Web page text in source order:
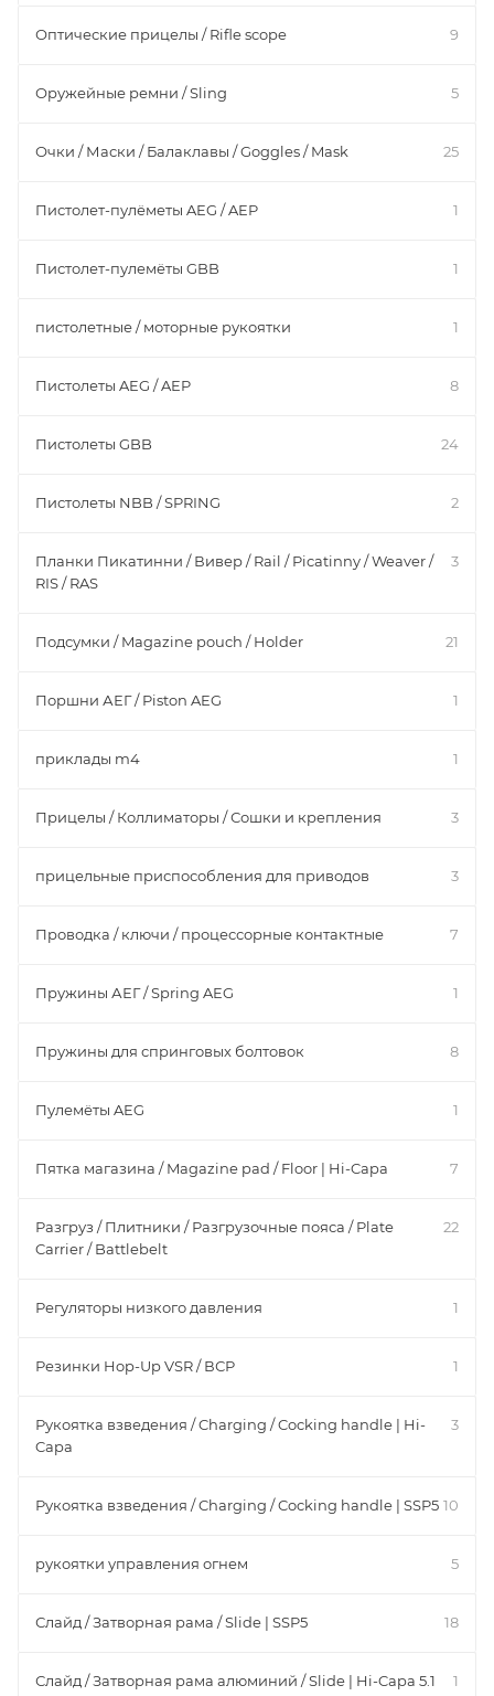
Оптические прицелы / Rifle scope 9
Оружейные ремни / Sling 5
Очки / Маски / Балаклавы / Goggles / Mask 25
Пистолет-пулёметы AEG / AEP 1
Пистолет-пулемёты GBB 1
пистолетные / моторные рукоятки 1
Пистолеты AEG / AEP 8
Пистолеты GBB 24
Пистолеты NBB / SPRING 2
Планки Пикатинни / Вивер / Rail / Picatinny / Weaver /
RIS / RAS
3
Подсумки / Magazine pouch / Holder 21
Поршни АЕГ / Piston AEG 1
приклады m4 1
Прицелы / Коллиматоры / Сошки и крепления 3
прицельные приспособления для приводов 3
Проводка / ключи / процессорные контактные 7
Пружины АЕГ / Spring AEG 1
Пружины для спринговых болтовок 8
Пулемёты AEG 1
Пятка магазина / Magazine pad / Floor | Hi-Capa 7
Разгруз / Плитники / Разгрузочные пояса / Plate
Carrier / Battlebelt
22
Регуляторы низкого давления 1
Резинки Hop-Up VSR / ВСР 1
Рукоятка взведения / Charging / Cocking handle | Hi-
Capa
3
Рукоятка взведения / Charging / Cocking handle | SSP5 10
рукоятки управления огнем 5
Слайд / Затворная рама / Slide | SSP5 18
Слайд / Затворная рама алюминий / Slide | Hi-Capa 5.1 1